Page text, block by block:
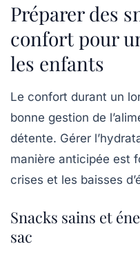
Préparer des
confort pour
les enfants
Le confort durant un
bonne gestion de
détente. Gérer
manière anticipée est
crises et les baisses
Snacks sains et
sac